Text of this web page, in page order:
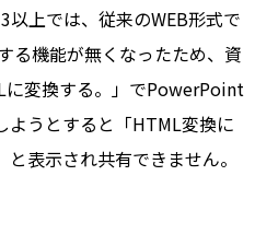
上では、従来のWEB形式で
る機能が無くなったため、資
に変換する。」でPowerPoint
ようとすると「HTML変換に
表示され共有できません。